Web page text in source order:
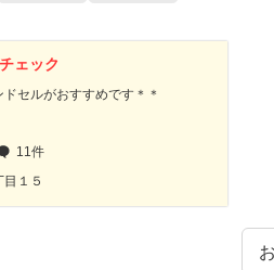
ェック
セルがおすすめです＊＊
11件
１５